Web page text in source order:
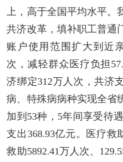
上，高于全国平均水平
共济改革，填补职工普通
账户使用范围扩大到近
次，减轻群众医疗负担
济绑定312万人次，共济
病、特殊病病种实现全省
加到53种，5年间享受待
支出368.93亿元。医疗救
救助5892.41万人次、